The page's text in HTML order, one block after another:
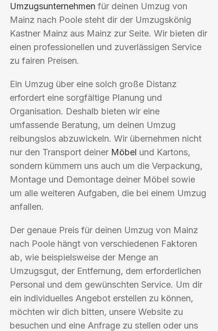
Umzugsunternehmen für deinen Umzug von
Mainz nach Poole steht dir der Umzugskönig
Kastner Mainz aus Mainz zur Seite. Wir bieten dir
einen professionellen und zuverlässigen Service
zu fairen Preisen.
Ein Umzug über eine solch große Distanz
erfordert eine sorgfältige Planung und
Organisation. Deshalb bieten wir eine
umfassende Beratung, um deinen Umzug
reibungslos abzuwickeln. Wir übernehmen nicht
nur den Transport deiner Möbel und Kartons,
sondern kümmern uns auch um die Verpackung,
Montage und Demontage deiner Möbel sowie
um alle weiteren Aufgaben, die bei einem Umzug
anfallen.
Der genaue Preis für deinen Umzug von Mainz
nach Poole hängt von verschiedenen Faktoren
ab, wie beispielsweise der Menge an
Umzugsgut, der Entfernung, dem erforderlichen
Personal und dem gewünschten Service. Um dir
ein individuelles Angebot erstellen zu können,
möchten wir dich bitten, unsere Website zu
besuchen und eine Anfrage zu stellen oder uns